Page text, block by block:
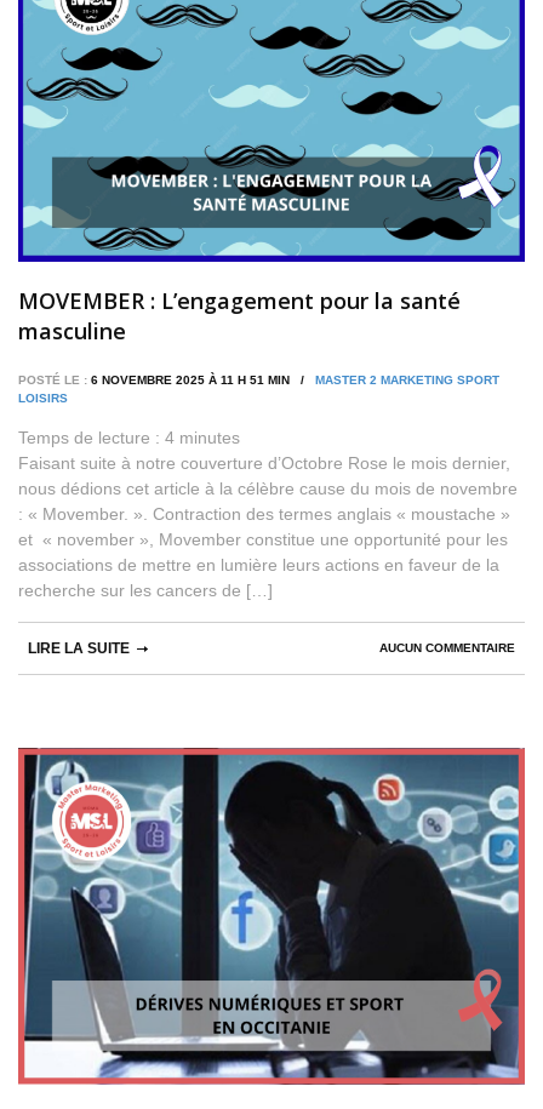
MOVEMBER : L’engagement pour la santé
masculine
POSTÉ LE : 6 NOVEMBRE 2025 À 11 H 51 MIN / MASTER 2 MARKETING SPORT
LOISIRS
Temps de lecture : 4 minutes
Faisant suite à notre couverture d’Octobre Rose le mois dernier,
nous dédions cet article à la célèbre cause du mois de novembre
: « Movember. ». Contraction des termes anglais « moustache »
et « november », Movember constitue une opportunité pour les
associations de mettre en lumière leurs actions en faveur de la
recherche sur les cancers de […]
AUCUN COMMENTAIRE
LIRE LA SUITE